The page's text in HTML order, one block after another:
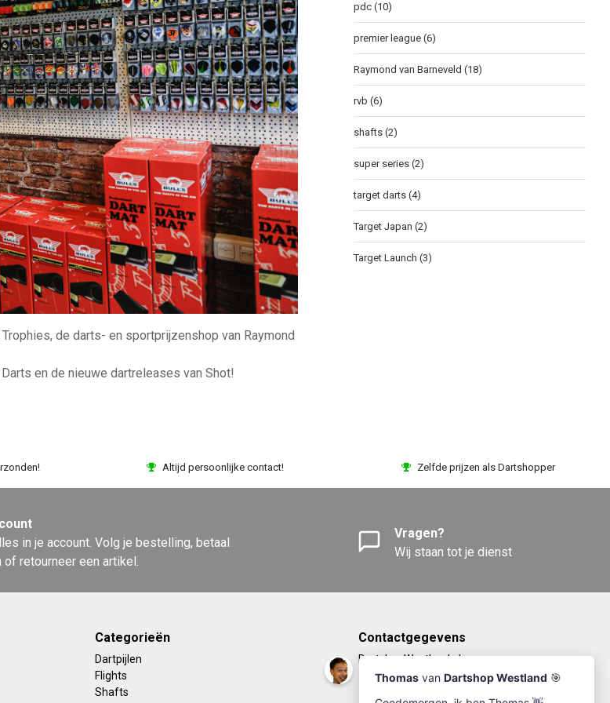
de darts- en sportprijzenshop van Raymond
en de nieuwe dartreleases van Shot!
pdc (10)
premier league (6)
Raymond van Barneveld (18)
rvb (6)
shafts (2)
super series (2)
target darts (4)
Target Japan (2)
Target Launch (3)
Altijd persoonlijke contact! Zelfde prijzen als Dartshopper
in je account. Volg je bestelling, betaal
of retourneer een artikel.
Vragen?
Wij staan tot je dienst
Categorieën
Dartpijlen
Flights
Shafts
Contactgegevens
DartshopWestland.nl
+31(0)174-641111